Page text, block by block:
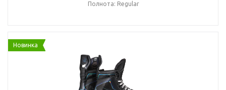
Полнота: Regular
Новинка